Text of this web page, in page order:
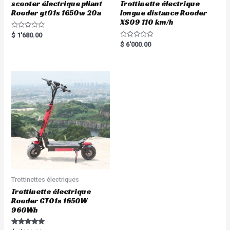
scooter électrique pliant
Rooder gt01s 1650w 20a
R
a
f
5
$ 1'680.00
Trottinette électrique
longue distance Rooder
XS09 110 km/h
R
a
$ 6'000.00
Trottinettes électriques
Trottinette électrique
Rooder GT01s 1650W
960Wh